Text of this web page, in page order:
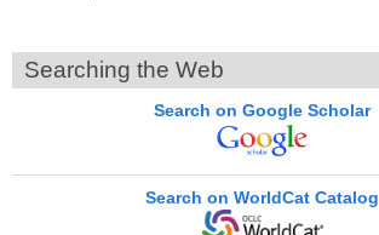
Searching the Web
Search on Google Scholar
Search on WorldCat Catalog